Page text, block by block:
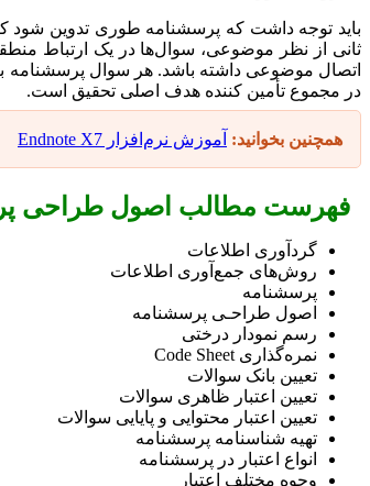
باید توجه داشت که پرسشنامه طوری تدوین شود
ثانی از نظر موضوعی، سوال‌ها در یک ارتباط
اتصال موضوعی داشته باشد. هر سوال
در مجموع تأمین کننده هدف اصلی تحقیق است.
همچنین بخوانید: آموزش نرم‌افزار Endnote X7
فهرست مطالب اصول طراحی
گردآوری اطلاعات
روش‌های جمع‌آوری اطلاعات
پرسشنامه
اصول طراحـی پرسشنامه
رسم نمودار درختی
نمره‌گذاری Code Sheet
تعیین بانک سوالات
تعیین اعتبار ظاهری سوالات
تعیین اعتبار محتوایی و پایایی سوالات
تهیه شناسنامه پرسشنامه
انواع اعتبار در پرسشنامه
وجوه مختلف اعتبار